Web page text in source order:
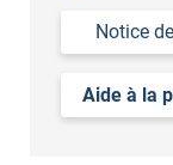
Notice
Aide à la